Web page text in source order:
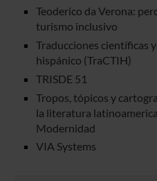
Teoderico da Verona:
turismo inclusivo
Traducciones científicas
hispánico (TraCTIH)
TRISDE 51
Tropos, tópicos y
la literatura
Modernidad
VIA Systems